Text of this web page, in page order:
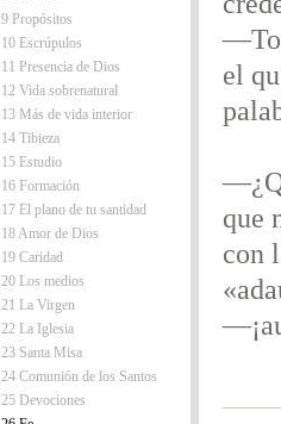
9 Propósitos
10 Escrúpulos
11 Presencia de Dios
12 Vida sobrenatural
13 Más de vida interior
14 Tibieza
15 Estudio
16 Formación
17 El plano de tu santidad
18 Amor de Dios
19 Caridad
20 Los medios
21 La Virgen
22 La Iglesia
23 Santa Misa
24 Comunión de los Santos
25 Devociones
el
que
con